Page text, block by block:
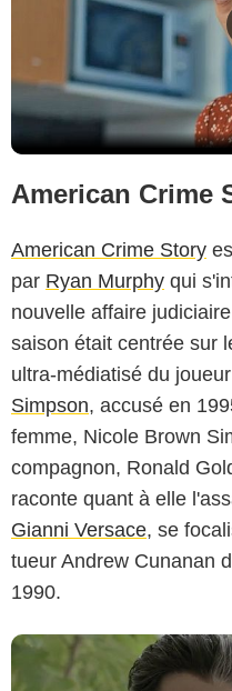
American Crime
American Crime Story
par Ryan Murphy qui
nouvelle affaire
saison était centrée sur
ultra-médiatisé du
Simpson, accusé en
femme, Nicole Brown
compagnon, Ronald
raconte quant à elle
Gianni Versace, se
tueur Andrew Cunanan
1990.